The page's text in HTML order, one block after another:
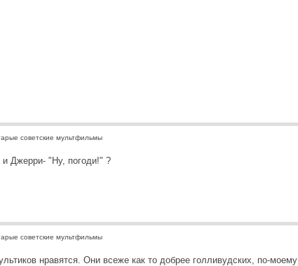
советские мультфильмы
Джерри- "Ну, погоди!" ?
советские мультфильмы
нравятся. Они всеже как то добрее голливудских, по-моему